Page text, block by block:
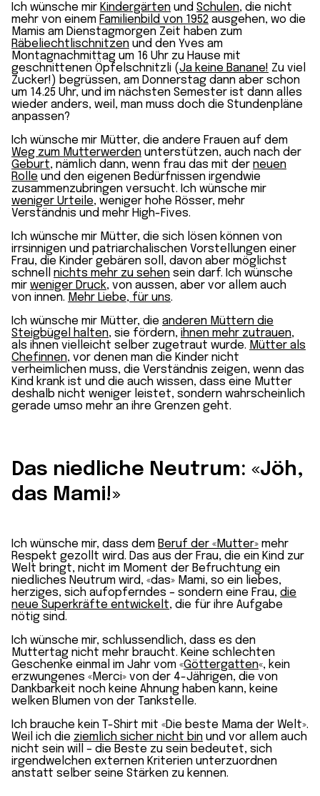
Ich wünsche mir Kindergärten und Schulen, die nicht
mehr von einem Familienbild von 1952 ausgehen, wo die
Mamis am Dienstagmorgen Zeit haben zum
Räbeliechtlischnitzen und den Yves am
Montagnachmittag um 16 Uhr zu Hause mit
geschnittenen Öpfelschnitzli (Ja keine Banane! Zu viel
Zucker!) begrüssen, am Donnerstag dann aber schon
um 14.25 Uhr, und im nächsten Semester ist dann alles
wieder anders, weil, man muss doch die Stundenpläne
anpassen?
Ich wünsche mir Mütter, die andere Frauen auf dem
Weg zum Mutterwerden unterstützen, auch nach der
Geburt, nämlich dann, wenn frau das mit der neuen
Rolle und den eigenen Bedürfnissen irgendwie
zusammenzubringen versucht. Ich wünsche mir
weniger Urteile, weniger hohe Rösser, mehr
Verständnis und mehr High-Fives.
Ich wünsche mir Mütter, die sich lösen können von
irrsinnigen und patriarchalischen Vorstellungen einer
Frau, die Kinder gebären soll, davon aber möglichst
schnell nichts mehr zu sehen sein darf. Ich wünsche
mir weniger Druck, von aussen, aber vor allem auch
von innen. Mehr Liebe, für uns.
Ich wünsche mir Mütter, die anderen Müttern die
Steigbügel halten, sie fördern, ihnen mehr zutrauen,
als ihnen vielleicht selber zugetraut wurde. Mütter als
Chefinnen, vor denen man die Kinder nicht
verheimlichen muss, die Verständnis zeigen, wenn das
Kind krank ist und die auch wissen, dass eine Mutter
deshalb nicht weniger leistet, sondern wahrscheinlich
gerade umso mehr an ihre Grenzen geht.
Das niedliche Neutrum: «Jöh,
das Mami!»
Ich wünsche mir, dass dem Beruf der «Mutter» mehr
Respekt gezollt wird. Das aus der Frau, die ein Kind zur
Welt bringt, nicht im Moment der Befruchtung ein
niedliches Neutrum wird, «das» Mami, so ein liebes,
herziges, sich aufopferndes – sondern eine Frau, die
neue Superkräfte entwickelt, die für ihre Aufgabe
nötig sind.
Ich wünsche mir, schlussendlich, dass es den
Muttertag nicht mehr braucht. Keine schlechten
Geschenke einmal im Jahr vom «Göttergatten«, kein
erzwungenes «Merci» von der 4-Jährigen, die von
Dankbarkeit noch keine Ahnung haben kann, keine
welken Blumen von der Tankstelle.
Ich brauche kein T-Shirt mit «Die beste Mama der Welt».
Weil ich die ziemlich sicher nicht bin und vor allem auch
nicht sein will – die Beste zu sein bedeutet, sich
irgendwelchen externen Kriterien unterzuordnen
anstatt selber seine Stärken zu kennen.